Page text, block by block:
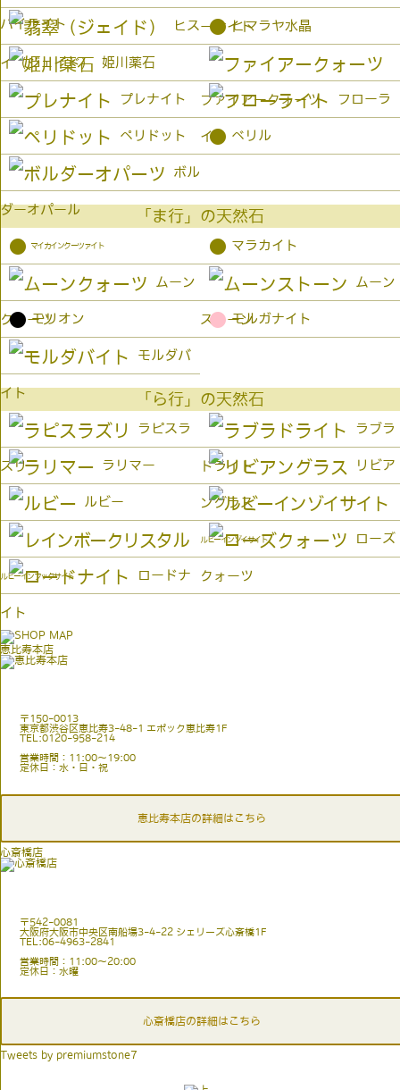
パイライト ーサイト
ヒス
イ（ジェイド）
● ヒマラヤ水晶
姫川薬石
ファイアークォーツ
プレナイト フローラ
イト
ペリドット ● ベリル
ボル
ダーオパール 「ま行」の天然石
● マイカインクーツァイト ● マラカイト
ムーン
クォーツ
ムーン
ストーン
● モリオン ● モルガナイト
モルダバ
イト 「ら行」の天然石
ラピスラ
ズリ
ラブラ
ドライト
ラリマー リビア
ングラス
ルビー
ルビーインゾイサイト
ルビーインフックサイト
ローズ
クォーツ
ロードナ
イト
恵比寿本店
〒150-0013
東京都渋谷区恵比寿3-48-1 エポック恵比寿1F
TEL:0120-958-214
営業時間：11:00〜19:00
定休日：水・日・祝
恵比寿本店の詳細はこちら
心斎橋店
〒542-0081
大阪府大阪市中央区南船場3-4-22 シェリーズ心斎橋1F
TEL:06-4963-2841
営業時間：11:00〜20:00
定休日：水曜
心斎橋店の詳細はこちら
Tweets by premiumstone7